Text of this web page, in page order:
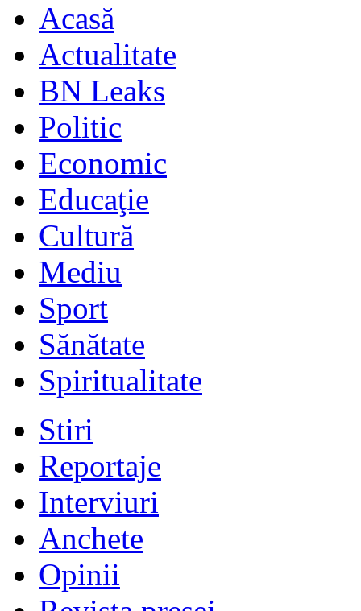
Acasă
Actualitate
BN Leaks
Politic
Economic
Educaţie
Cultură
Mediu
Sport
Sănătate
Spiritualitate
Stiri
Reportaje
Interviuri
Anchete
Opinii